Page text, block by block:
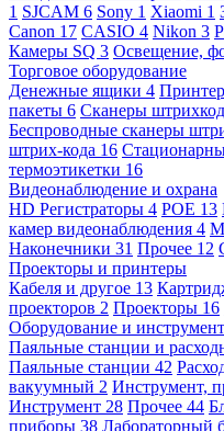
1 SJCAM 6 Sony 1 Xiaomi 1
Canon 17 CASIO 4 Nikon 3
Камеры SQ 3 Освещение,
Торговое оборудование
Денежные ящики 4
пакеты 6 Сканеры
Беспроводные сканеры
штрих-кода 16
термоэтикетки 16
Видеонаблюдение и охрана
HD Регистраторы 4 POE 13
камер видеонаблюдения 4
Наконечники 31 Прочее 12
Проекторы и принтеры
Кабеля и другое 13
проекторов 2 Проекторы 16
Оборудование и инструмент
Паяльные станции и
Паяльные станции 42
вакуумный 2 Инструмент,
Инструмент 28 Прочее 44
приборы 38 Лабораторный